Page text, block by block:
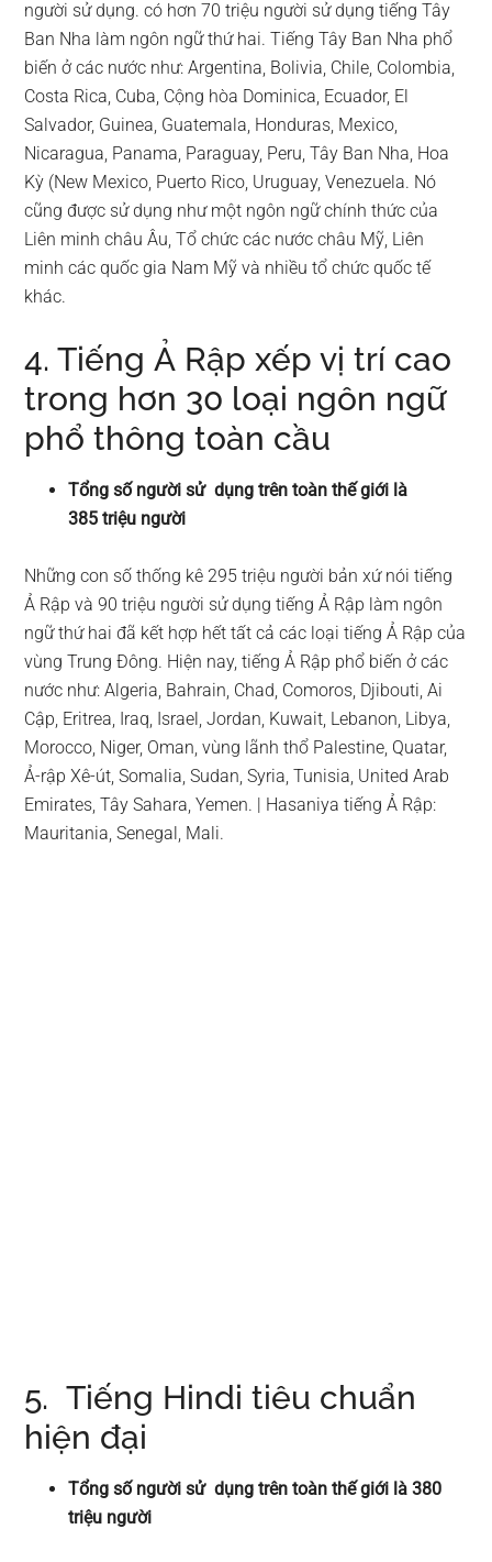
người sử dụng. có hơn 70 triệu người sử dụng tiếng Tây
Ban Nha làm ngôn ngữ thứ hai. Tiếng Tây Ban Nha phổ
biến ở các nước như: Argentina, Bolivia, Chile, Colombia,
Costa Rica, Cuba, Cộng hòa Dominica, Ecuador, El
Salvador, Guinea, Guatemala, Honduras, Mexico,
Nicaragua, Panama, Paraguay, Peru, Tây Ban Nha, Hoa
Kỳ (New Mexico, Puerto Rico, Uruguay, Venezuela. Nó
cũng được sử dụng như một ngôn ngữ chính thức của
Liên minh châu Âu, Tổ chức các nước châu Mỹ, Liên
minh các quốc gia Nam Mỹ và nhiều tổ chức quốc tế
khác.
4. Tiếng Ả Rập xếp vị trí cao
trong hơn 30 loại ngôn ngữ
phổ thông toàn cầu
Tổng số người sử dụng trên toàn thế giới là
385 triệu người
Những con số thống kê 295 triệu người bản xứ nói tiếng
Ả Rập và 90 triệu người sử dụng tiếng Ả Rập làm ngôn
ngữ thứ hai đã kết hợp hết tất cả các loại tiếng Ả Rập của
vùng Trung Đông. Hiện nay, tiếng Ả Rập phổ biến ở các
nước như: Algeria, Bahrain, Chad, Comoros, Djibouti, Ai
Cập, Eritrea, Iraq, Israel, Jordan, Kuwait, Lebanon, Libya,
Morocco, Niger, Oman, vùng lãnh thổ Palestine, Quatar,
Ả-rập Xê-út, Somalia, Sudan, Syria, Tunisia, United Arab
Emirates, Tây Sahara, Yemen. | Hasaniya tiếng Ả Rập:
Mauritania, Senegal, Mali.
5. Tiếng Hindi tiêu chuẩn
hiện đại
Tổng số người sử dụng trên toàn thế giới là 380
triệu người